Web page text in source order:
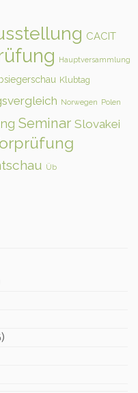
CACIT
Hauptversammlung
Klubtag
Norwegen Polen
Seminar Slovakei
Üb